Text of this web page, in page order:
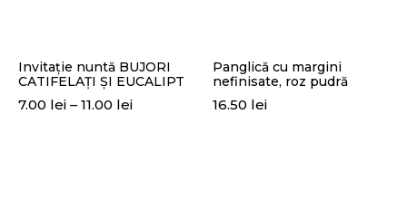
Invitație nuntă BUJORI
CATIFELAȚI ȘI EUCALIPT
7.00 lei – 11.00 leiInterval
Panglică cu margini
nefinisate, roz pudră
16.50 lei